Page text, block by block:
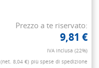
Prezzo a te riservato:
9,81 €
IVA inclusa (22%)
(net. 8,04 €) più spese di spedizione